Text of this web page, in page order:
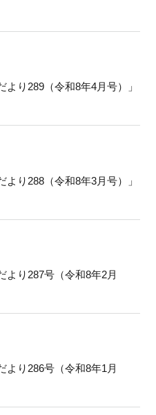
り289（令和8年4月号）」
り288（令和8年3月号）」
より287号（令和8年2月
より286号（令和8年1月